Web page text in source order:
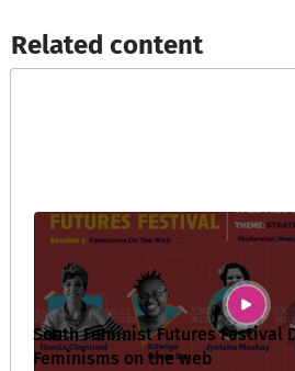
Related content​
South Feminist Futures Festival
Feminisms on the web